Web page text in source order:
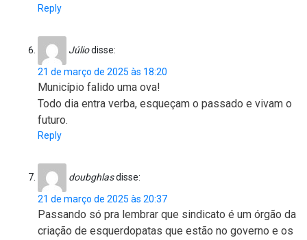
Reply
Júliodisse:
21 de março de 2025 às 18:20
Município falido uma ova!
Todo dia entra verba, esqueçam o passado e vivam o
futuro.
Reply
doubghlasdisse:
21 de março de 2025 às 20:37
Passando só pra lembrar que sindicato é um órgão da
criação de esquerdopatas que estão no governo e os